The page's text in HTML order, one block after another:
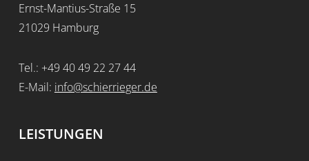
Ernst-Mantius-Straße 15
21029 Hamburg
Tel.: +49 40 49 22 27 44
E-Mail: info@schierrieger.de
LEISTUNGEN